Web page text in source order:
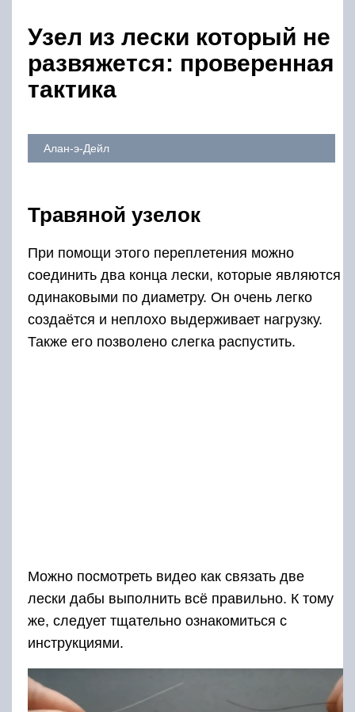
Узел из лески который не
развяжется: проверенная
тактика
Алан-э-Дейл
Травяной узелок
При помощи этого переплетения можно
соединить два конца лески, которые являются
одинаковыми по диаметру. Он очень легко
создаётся и неплохо выдерживает нагрузку.
Также его позволено слегка распустить.
Можно посмотреть видео как связать две
лески дабы выполнить всё правильно. К тому
же, следует тщательно ознакомиться с
инструкциями.